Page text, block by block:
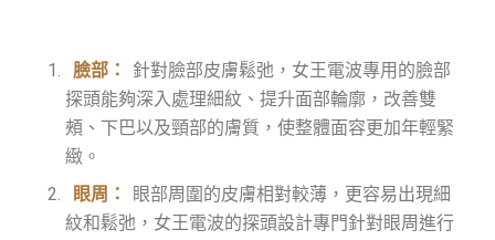
臉部：
針對臉部皮膚鬆弛，女王電波專用的臉部
探頭能夠深入處理細紋、提升面部輪廓，改善雙
頰、下巴以及頸部的膚質，使整體面容更加年輕緊
緻。
眼周：
眼部周圍的皮膚相對較薄，更容易出現細
紋和鬆弛，女王電波的探頭設計專門針對眼周進行